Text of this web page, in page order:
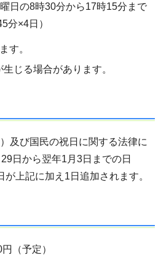
日の8時30分から17時15分まで
分×4日）
す。
じる場合があります。
及び国民の祝日に関する法律に
日から翌年1月3日までの日
上記に加え1日追加されます。
（予定）